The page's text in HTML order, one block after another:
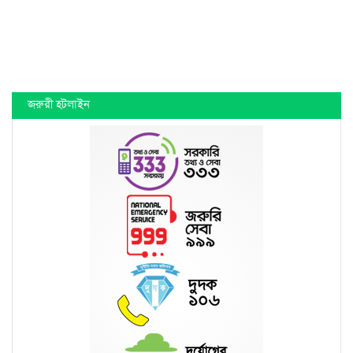
জরুরী হটলাইন